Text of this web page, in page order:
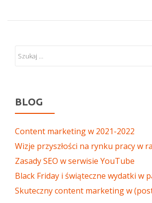
BLOG
Content marketing w 2021-2022
Wizje przyszłości na rynku pracy w
Zasady SEO w serwisie YouTube
Black Friday i świąteczne wydatki w
Skuteczny content marketing w